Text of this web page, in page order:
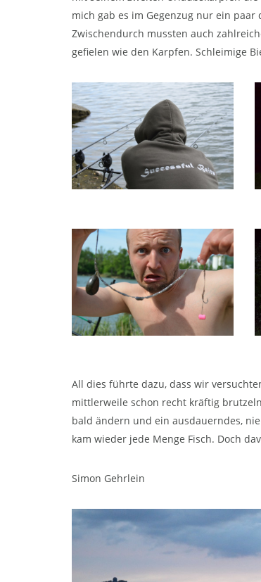
mich gab es im Gegenzug nur ein
Zwischendurch mussten auch
gefielen wie den Karpfen. Schleimige
All dies führte dazu, dass wir
mittlerweile schon recht kräftig
bald ändern und ein ausdauerndes,
kam wieder jede Menge Fisch. Doch
Simon Gehrlein